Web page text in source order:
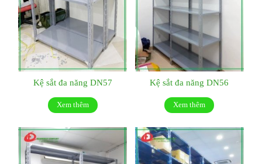
Kệ sắt đa năng DN57
Xem thêm
Kệ sắt đa năng DN56
Xem thêm